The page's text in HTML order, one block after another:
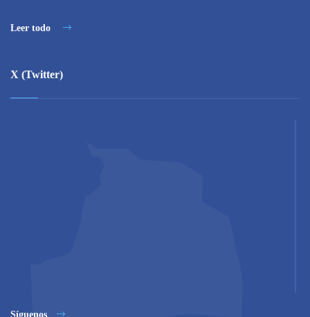
Leer todo
X (Twitter)
Síguenos